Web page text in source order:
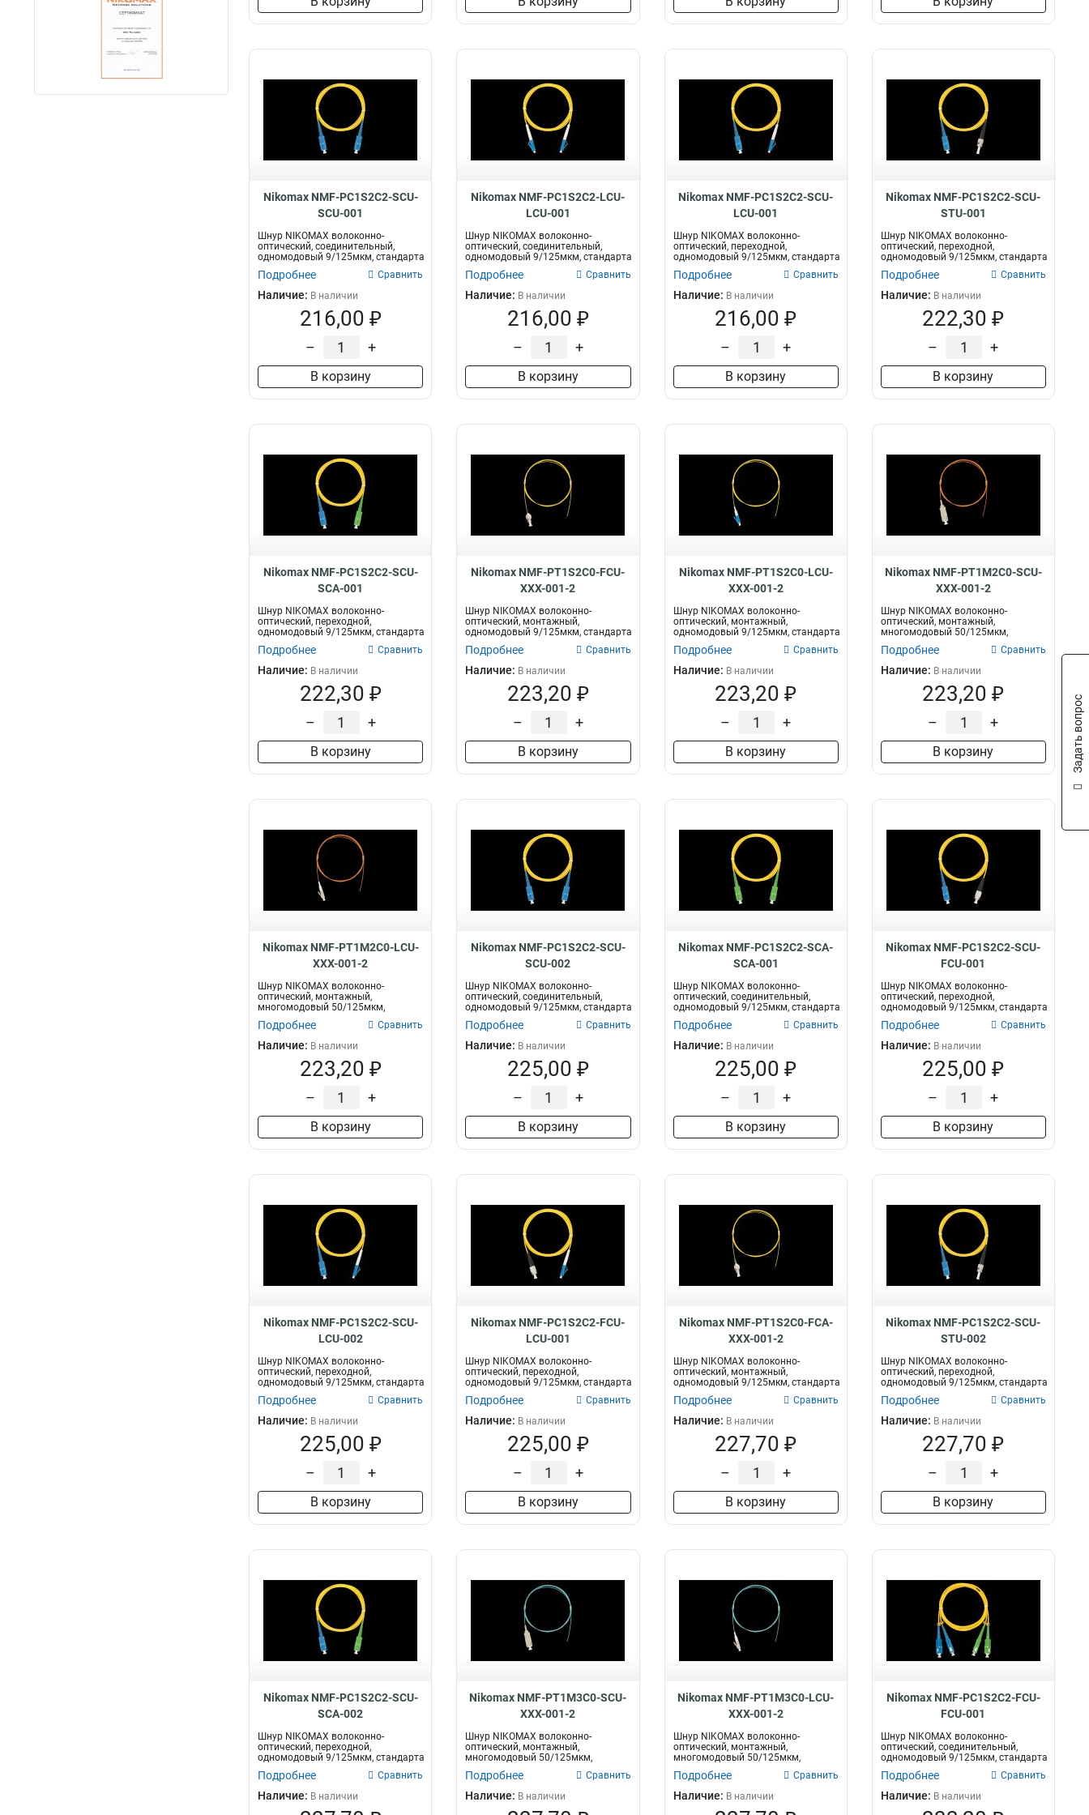
Nikomax NMF-PC1S2C2-SCU-
SCU-001
Шнур NIKOMAX волоконно-
оптический, соединительный,
одномодовый 9/125мкм, стандарта
OS2, SC/UPC-...
Подробнее Сравнить
Наличие: В наличии
216,00 ₽
– +
В корзину
Nikomax NMF-PC1S2C2-LCU-
LCU-001
Шнур NIKOMAX волоконно-
оптический, соединительный,
одномодовый 9/125мкм, стандарта
OS2, LC/UPC-...
Подробнее Сравнить
Наличие: В наличии
216,00 ₽
– +
В корзину
Nikomax NMF-PC1S2C2-SCU-
LCU-001
Шнур NIKOMAX волоконно-
оптический, переходной,
одномодовый 9/125мкм, стандарта
OS2, SC/UPC-LC/U...
Подробнее Сравнить
Наличие: В наличии
216,00 ₽
– +
В корзину
Nikomax NMF-PC1S2C2-SCU-
STU-001
Шнур NIKOMAX волоконно-
оптический, переходной,
одномодовый 9/125мкм, стандарта
OS2, SC/UPC-ST/U...
Подробнее Сравнить
Наличие: В наличии
222,30 ₽
– +
В корзину
Nikomax NMF-PC1S2C2-SCU-
SCA-001
Шнур NIKOMAX волоконно-
оптический, переходной,
одномодовый 9/125мкм, стандарта
OS2, SC/UPC-SC/A...
Подробнее Сравнить
Наличие: В наличии
222,30 ₽
– +
В корзину
Nikomax NMF-PT1S2C0-FCU-
XXX-001-2
Шнур NIKOMAX волоконно-
оптический, монтажный,
одномодовый 9/125мкм, стандарта
OS2, FC/UPC, LSZH...
Подробнее Сравнить
Наличие: В наличии
223,20 ₽
– +
В корзину
Nikomax NMF-PT1S2C0-LCU-
XXX-001-2
Шнур NIKOMAX волоконно-
оптический, монтажный,
одномодовый 9/125мкм, стандарта
OS2, LC/UPC, LSZH...
Подробнее Сравнить
Наличие: В наличии
223,20 ₽
– +
В корзину
Nikomax NMF-PT1M2C0-SCU-
XXX-001-2
Шнур NIKOMAX волоконно-
оптический, монтажный,
многомодовый 50/125мкм,
стандарта OM2, SC/UPC, LS...
Подробнее Сравнить
Наличие: В наличии
223,20 ₽
– +
В корзину
Nikomax NMF-PT1M2C0-LCU-
XXX-001-2
Шнур NIKOMAX волоконно-
оптический, монтажный,
многомодовый 50/125мкм,
стандарта OM2, LC/UPC, LS...
Подробнее Сравнить
Наличие: В наличии
223,20 ₽
– +
В корзину
Nikomax NMF-PC1S2C2-SCU-
SCU-002
Шнур NIKOMAX волоконно-
оптический, соединительный,
одномодовый 9/125мкм, стандарта
OS2, SC/UPC-...
Подробнее Сравнить
Наличие: В наличии
225,00 ₽
– +
В корзину
Nikomax NMF-PC1S2C2-SCA-
SCA-001
Шнур NIKOMAX волоконно-
оптический, соединительный,
одномодовый 9/125мкм, стандарта
OS2, SC/APC-...
Подробнее Сравнить
Наличие: В наличии
225,00 ₽
– +
В корзину
Nikomax NMF-PC1S2C2-SCU-
FCU-001
Шнур NIKOMAX волоконно-
оптический, переходной,
одномодовый 9/125мкм, стандарта
OS2, SC/UPC-FC/U...
Подробнее Сравнить
Наличие: В наличии
225,00 ₽
– +
В корзину
Nikomax NMF-PC1S2C2-SCU-
LCU-002
Шнур NIKOMAX волоконно-
оптический, переходной,
одномодовый 9/125мкм, стандарта
OS2, SC/UPC-LC/U...
Подробнее Сравнить
Наличие: В наличии
225,00 ₽
– +
В корзину
Nikomax NMF-PC1S2C2-FCU-
LCU-001
Шнур NIKOMAX волоконно-
оптический, переходной,
одномодовый 9/125мкм, стандарта
OS2, FC/UPC-LC/U...
Подробнее Сравнить
Наличие: В наличии
225,00 ₽
– +
В корзину
Nikomax NMF-PT1S2C0-FCA-
XXX-001-2
Шнур NIKOMAX волоконно-
оптический, монтажный,
одномодовый 9/125мкм, стандарта
OS2, FC/APC, LSZH...
Подробнее Сравнить
Наличие: В наличии
227,70 ₽
– +
В корзину
Nikomax NMF-PC1S2C2-SCU-
STU-002
Шнур NIKOMAX волоконно-
оптический, переходной,
одномодовый 9/125мкм, стандарта
OS2, SC/UPC-ST/U...
Подробнее Сравнить
Наличие: В наличии
227,70 ₽
– +
В корзину
Nikomax NMF-PC1S2C2-SCU-
SCA-002
Шнур NIKOMAX волоконно-
оптический, переходной,
одномодовый 9/125мкм, стандарта
OS2, SC/UPC-SC/A...
Подробнее Сравнить
Наличие: В наличии
Nikomax NMF-PT1M3C0-SCU-
XXX-001-2
Шнур NIKOMAX волоконно-
оптический, монтажный,
многомодовый 50/125мкм,
стандарта OM3, SC/UPC, LS...
Подробнее Сравнить
Наличие: В наличии
Nikomax NMF-PT1M3C0-LCU-
XXX-001-2
Шнур NIKOMAX волоконно-
оптический, монтажный,
многомодовый 50/125мкм,
стандарта OM3, LC/UPC, LS...
Подробнее Сравнить
Наличие: В наличии
Nikomax NMF-PC1S2C2-FCU-
FCU-001
Шнур NIKOMAX волоконно-
оптический, соединительный,
одномодовый 9/125мкм, стандарта
OS2, FC/UPC-...
Подробнее Сравнить
Наличие: В наличии
Задать вопрос